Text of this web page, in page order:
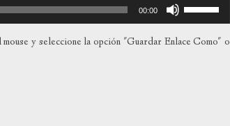
00:00
las
teclas
y seleccione la opción "Guardar Enlace Como" o